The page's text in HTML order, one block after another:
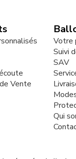
Vente
Votre
Suivi
SAV
Qui